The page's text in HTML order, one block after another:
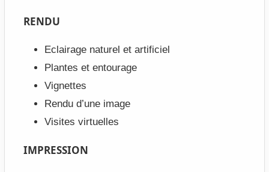
RENDU
Eclairage naturel et artificiel
Plantes et entourage
Vignettes
Rendu d’une image
Visites virtuelles
IMPRESSION